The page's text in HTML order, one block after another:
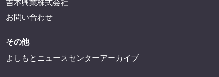
法務・規約
プライバシーポリシー
反社会的勢力排除宣言
会社情報